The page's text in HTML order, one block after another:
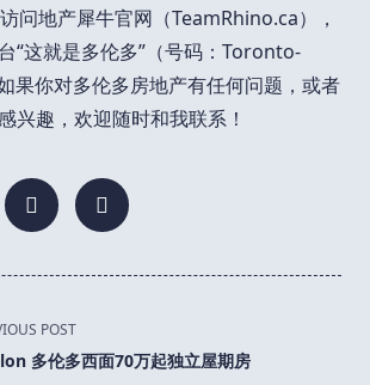
问地产犀牛官网（TeamRhino.ca），
“这就是多伦多”（号码：Toronto-
果你对多伦多房地产有任何问题，或者
兴趣，欢迎随时和我联系！
POST
多伦多西面70万起独立屋期房